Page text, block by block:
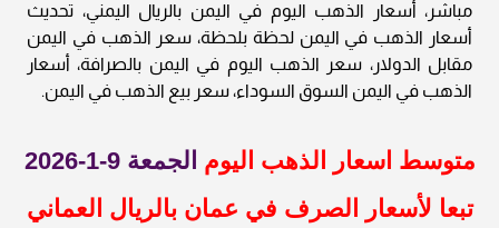
مباشر، أسعار الذهب اليوم في اليمن بالريال اليمني، تحديث
أسعار الذهب في اليمن لحظة بلحظة، سعر الذهب في اليمن
مقابل الدولار، سعر الذهب اليوم في اليمن بالصرافة، أسعار
الذهب في اليمن السوق السوداء، سعر بيع الذهب في اليمن.
متوسط اسعار الذهب اليوم الجمعة 9-1-2026
تبعا لأسعار الصرف في عمان بالريال العماني